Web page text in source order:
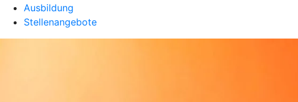
Ausbildung
Stellenangebote